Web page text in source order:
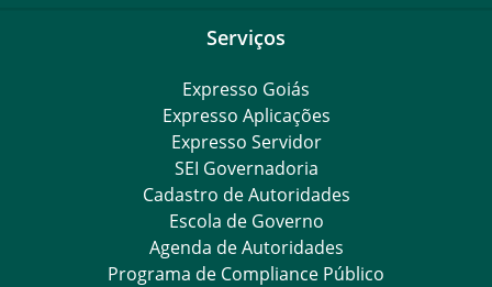
Serviços
Expresso Goiás
Expresso Aplicações
Expresso Servidor
SEI Governadoria
Cadastro de Autoridades
Escola de Governo
Agenda de Autoridades
Programa de Compliance Público